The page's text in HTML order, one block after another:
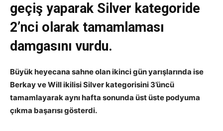
geçiş yaparak Silver kategoride
2’nci olarak tamamlaması
damgasını vurdu.
Büyük heyecana sahne olan ikinci gün yarışlarında ise
Berkay ve Will ikilisi Silver kategorisini 3’üncü
tamamlayarak aynı hafta sonunda üst üste podyuma
çıkma başarısı gösterdi.